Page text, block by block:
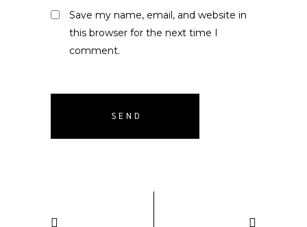
Save my name, email, and website in
this browser for the next time I
comment.
SEND